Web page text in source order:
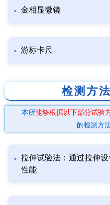
金相显微镜
游标卡尺
检测方
本所能够根据以下部分试验
的检测方
拉伸试验法：通过拉伸
性能